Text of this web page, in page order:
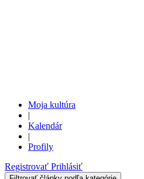
Moja kultúra
|
Kalendár
|
Profily
Registrovať Prihlásiť